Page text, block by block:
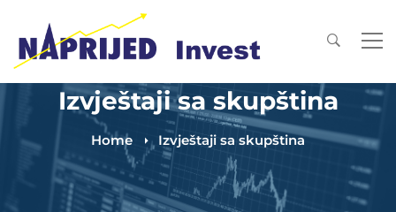
Izvještaji sa skupština
Home Izvještaji sa skupština